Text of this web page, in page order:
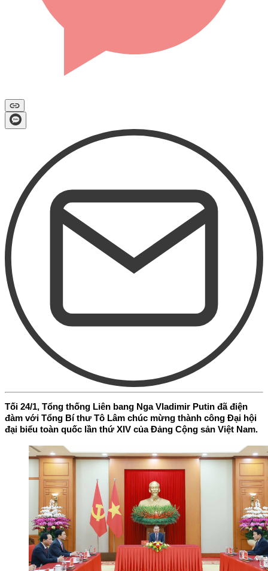
Tối 24/1, Tổng thống Liên bang Nga Vladimir Putin đã điện
đàm với Tổng Bí thư Tô Lâm chúc mừng thành công Đại hội
đại biểu toàn quốc lần thứ XIV của Đảng Cộng sản Việt Nam.